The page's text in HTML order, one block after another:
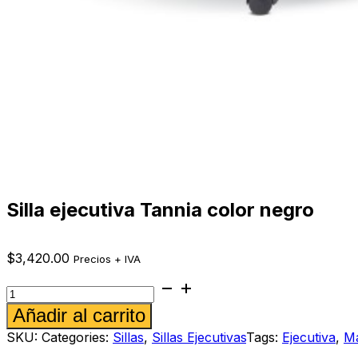
Silla ejecutiva Tannia color negro
$3,420.00 Precios + IVA
Silla
ejecutiva
Tannia
color
negro
Añadir al carrito
SKU: Categories: Sillas, Sillas EjecutivasTags: Ejecutiva,